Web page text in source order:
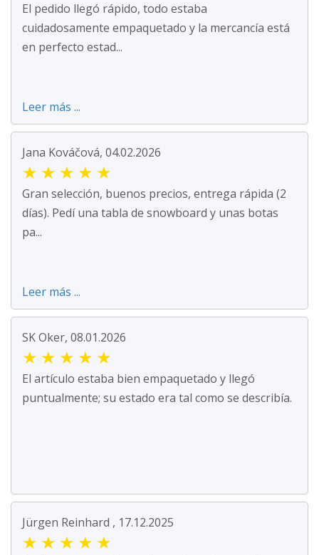
El pedido llegó rápido, todo estaba
cuidadosamente empaquetado y la mercancía está
en perfecto estad...
Leer más ...
Jana Kováčová, 04.02.2026
★ ★ ★ ★ ★
Gran selección, buenos precios, entrega rápida (2
días). Pedí una tabla de snowboard y unas botas
pa...
Leer más ...
SK Oker, 08.01.2026
★ ★ ★ ★ ★
El artículo estaba bien empaquetado y llegó
puntualmente; su estado era tal como se describía.
Jürgen Reinhard , 17.12.2025
★ ★ ★ ★ ★